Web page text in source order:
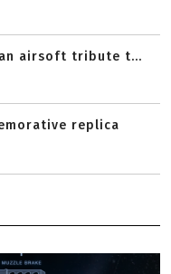
an airsoft tribute t...
replica